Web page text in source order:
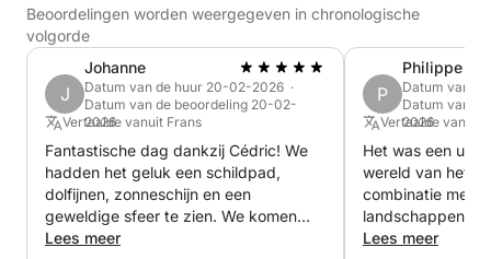
Toegewijde ondersteuning: als uw schipper zet ik
mijn ervaring graag in om u naar de mooiste plekjes
en meest afgelegen onderwaterwerelden langs de
kust te leiden.
Comfort en gezelligheid
De boot biedt plaats aan maximaal 12 passagiers,
wat een intieme ervaring en voldoende ruimte voor
iedereen garandeert.
Beoordelingen worden weergegeven in chronologische
volgorde
J
Johanne
Datum van de huur 20-02-2026 ·
Datum van de beoordeling 20-02-
2026
Vertaalde vanuit Frans
Fantastische dag dankzij Cédric! We
hadden het geluk een schildpad,
dolfijnen, zonneschijn en een
geweldige sfeer te zien. We komen
zeker terug!
Lees meer
P
Philippe
Datum van
Datum van
2026
Vertaalde vanuit
Het was een
wereld van het
combinatie met
landschappen.
bedankje aan
Lees meer